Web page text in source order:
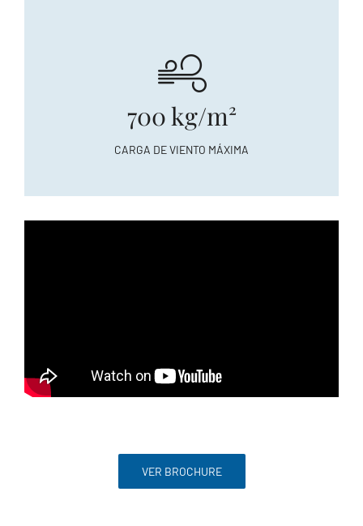
700 kg/m²
CARGA DE VIENTO MÁXIMA
VER BROCHURE